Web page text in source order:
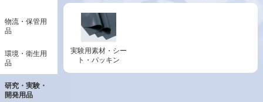
物流・保管用
品
環境・衛生用
品
研究・実験・
開発用品
実験用素材・シー
ト・パッキン